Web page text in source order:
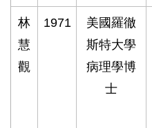
林
慧
觀
1971
美國羅徹
斯特大學
病理學博
士